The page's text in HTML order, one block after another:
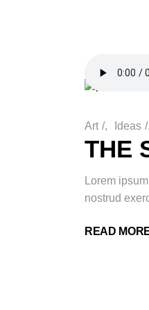
Art / Ideas /
THE
Lorem
nostrud
READ MORE